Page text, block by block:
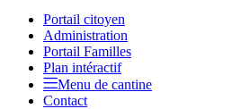
Portail citoyen
Administration
Portail Familles
Plan intéractif
Menu de cantine
Contact